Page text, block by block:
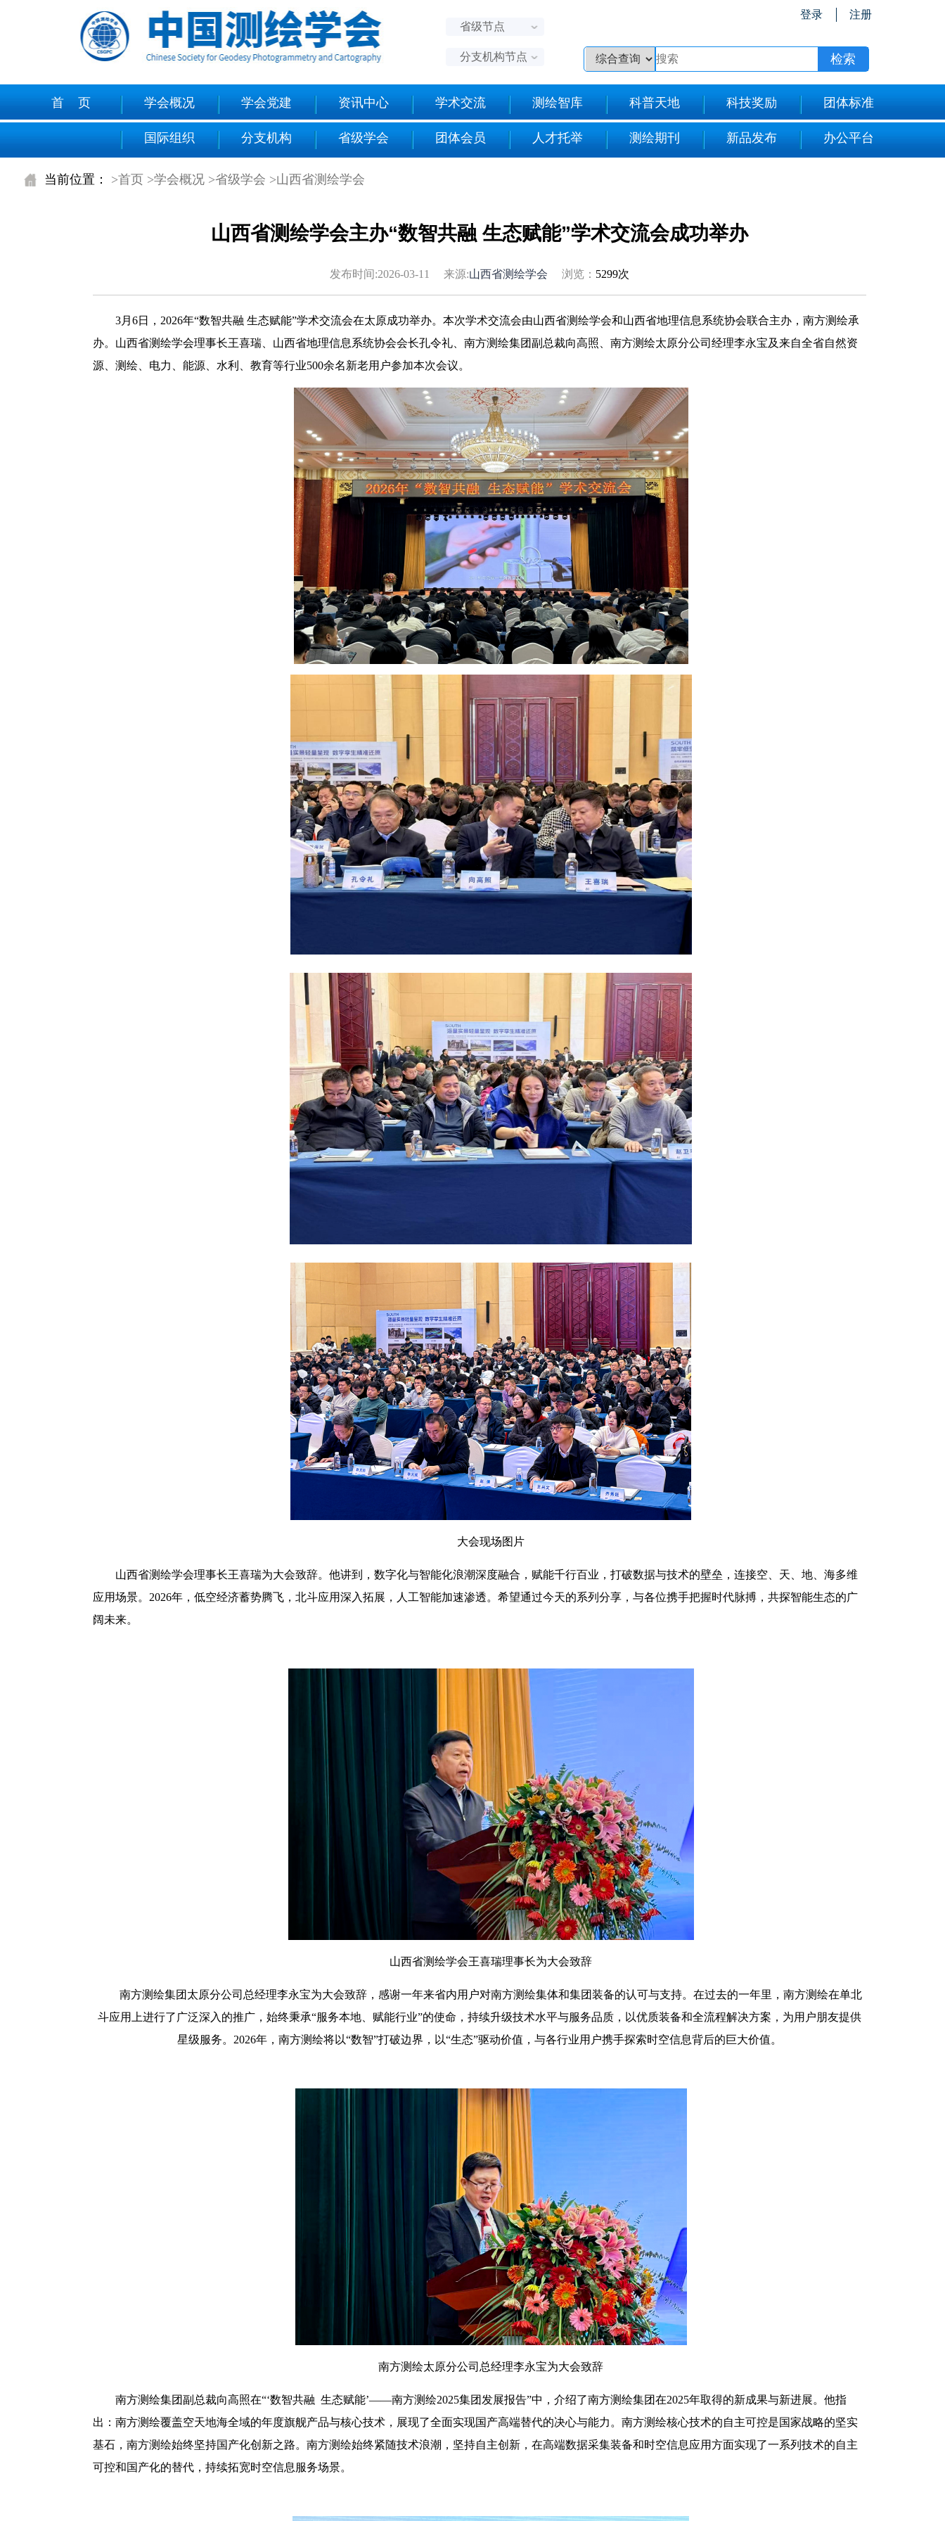
省级节点
分支机构节点
登录 注册
首 页 学会概况 学会党建 资讯中心 学术交流 测绘智库 科普天地 科技奖励 团体标准
国际组织 分支机构 省级学会 团体会员 人才托举 测绘期刊 新品发布 办公平台
当前位置： >首页 >学会概况 >省级学会 >山西省测绘学会
山西省测绘学会主办“数智共融 生态赋能”学术交流会成功举办
发布时间:2026-03-11 来源:山西省测绘学会 浏览： 5299次
3月6日，2026年“数智共融 生态赋能”学术交流会在太原成功举办。本次学术交流会由山西省测绘学会和山西省地理信息系统协会联合主办，南方测绘承
办。山西省测绘学会理事长王喜瑞、山西省地理信息系统协会会长孔令礼、南方测绘集团副总裁向高照、南方测绘太原分公司经理李永宝及来自全省自然资
源、测绘、电力、能源、水利、教育等行业500余名新老用户参加本次会议。
大会现场图片
山西省测绘学会理事长王喜瑞为大会致辞。他讲到，数字化与智能化浪潮深度融合，赋能千行百业，打破数据与技术的壁垒，连接空、天、地、海多维
应用场景。2026年，低空经济蓄势腾飞，北斗应用深入拓展，人工智能加速渗透。希望通过今天的系列分享，与各位携手把握时代脉搏，共探智能生态的广
阔未来。
山西省测绘学会王喜瑞理事长为大会致辞
南方测绘集团太原分公司总经理李永宝为大会致辞，感谢一年来省内用户对南方测绘集体和集团装备的认可与支持。在过去的一年里，南方测绘在单北
斗应用上进行了广泛深入的推广，始终秉承“服务本地、赋能行业”的使命，持续升级技术水平与服务品质，以优质装备和全流程解决方案，为用户朋友提供
星级服务。2026年，南方测绘将以“数智”打破边界，以“生态”驱动价值，与各行业用户携手探索时空信息背后的巨大价值。
南方测绘太原分公司总经理李永宝为大会致辞
南方测绘集团副总裁向高照在“‘数智共融 生态赋能’——南方测绘2025集团发展报告”中，介绍了南方测绘集团在2025年取得的新成果与新进展。他指
出：南方测绘覆盖空天地海全域的年度旗舰产品与核心技术，展现了全面实现国产高端替代的决心与能力。南方测绘核心技术的自主可控是国家战略的坚实
基石，南方测绘始终坚持国产化创新之路。南方测绘始终紧随技术浪潮，坚持自主创新，在高端数据采集装备和时空信息应用方面实现了一系列技术的自主
可控和国产化的替代，持续拓宽时空信息服务场景。